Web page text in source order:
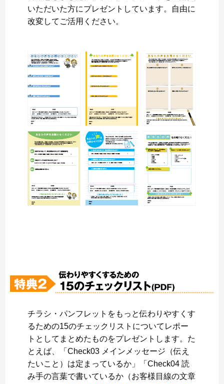
いただいた方にプレゼントしています。自由に
改変してご活用ください。
チラシ・パンフレットをもっと伝わりやすくす
るための15のチェックリストについてレポー
トとしてまとめたものをプレゼントします。た
とえば、「Check03 メインメッセージ（伝え
たいこと）は定まっているか」「Check04 読
み手の言葉で書いているか（お客様目線の文章